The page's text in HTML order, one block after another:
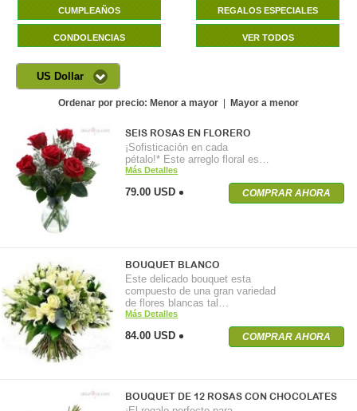
CUMPLEAÑOS REGALOS ESPECIALES
CONDOLENCIAS VER TODOS
US Dollar
Ordenar por precio: Menor a mayor Mayor a menor
SEIS ROSAS EN FLORERO
¡Sofisticación en cada
pétalo!* Este arreglo floral es…
Más Detalles
79.00 USD COMPRAR AHORA
BOUQUET BLANCO
Este delicado bouquet esta
compuesto de una gran variedad
de flores blancas tal…
Más Detalles
84.00 USD COMPRAR AHORA
BOUQUET DE 12 ROSAS CON CHOCOLATES